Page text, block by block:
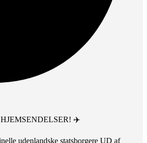
✈️
udenlandske statsborgere UD af